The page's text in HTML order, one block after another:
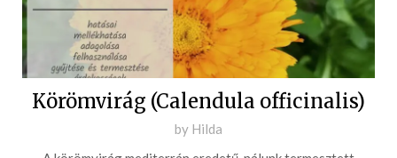
Körömvirág (Calendula officinalis)
Posted
by Hilda